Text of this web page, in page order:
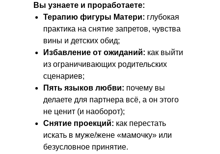
Вы узнаете и проработаете:
Терапию фигуры Матери: глубокая
практика на снятие запретов, чувства
вины и детских обид;
Избавление от ожиданий: как выйти
из ограничивающих родительских
сценариев;
Пять языков любви: почему вы
делаете для партнера всё, а он этого
не ценит (и наоборот);
Снятие проекций: как перестать
искать в муже/жене «мамочку» или
безусловное принятие.